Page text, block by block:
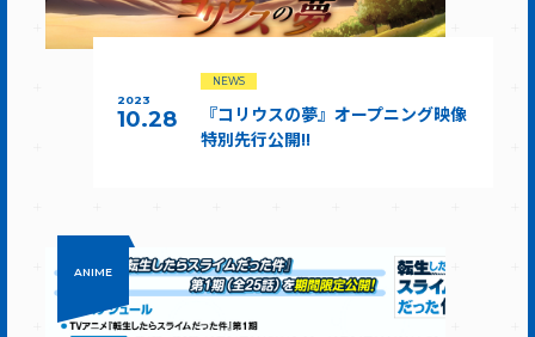
2023
10.28
NEWS
『コリウスの夢』オープニング映像
特別先行公開!!
ANIME